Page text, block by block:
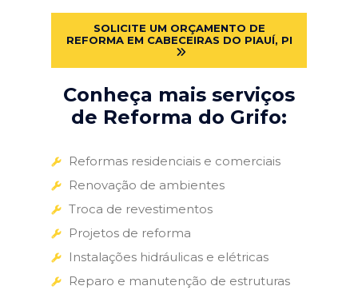
SOLICITE UM ORÇAMENTO DE
REFORMA EM CABECEIRAS DO PIAUÍ, PI
Conheça mais serviços
de Reforma do Grifo:
Reformas residenciais e comerciais
Renovação de ambientes
Troca de revestimentos
Projetos de reforma
Instalações hidráulicas e elétricas
Reparo e manutenção de estruturas